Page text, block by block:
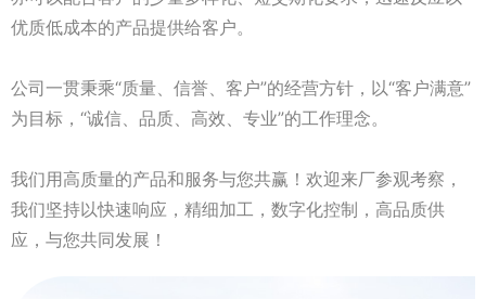
优质低成本的产品提供给客户。
公司一贯秉乘“质量、信誉、客户”的经营方针，以“客户满意”
为目标，“诚信、品质、高效、专业”的工作理念。
我们用高质量的产品和服务与您共赢！欢迎来厂参观考察，
我们坚持以快速响应，精细加工，数字化控制，高品质供
应，与您共同发展！